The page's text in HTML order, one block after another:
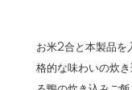
お米2合と本製品を
格的な味わいの炊